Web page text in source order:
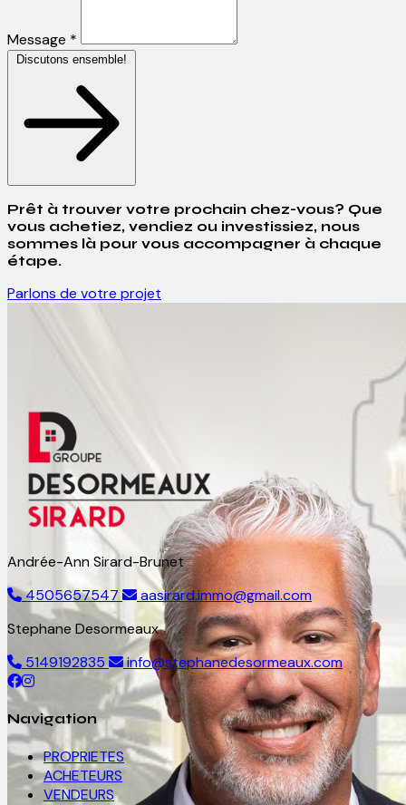
Message *
Discutons ensemble!
Prêt à trouver votre prochain chez-vous? Que
vous achetiez, vendiez ou investissiez, nous
sommes là pour vous accompagner à chaque
étape.
Parlons de votre projet
Andrée-Ann Sirard-Brunet
4505657547
aasirard.immo@gmail.com
Stephane Desormeaux
5149192835
info@stephanedesormeaux.com
Navigation
PROPRIETES
ACHETEURS
VENDEURS